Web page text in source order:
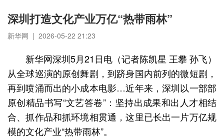
深圳打造文化产业万亿“热带雨林”
新华网 | 2026-05-22 21:23
新华网深圳5月21日电（记者陈凯星 王攀 孙飞）
从全球巡演的原创舞剧，到跻身国内前列的微短剧，
再到喷涌而出的小成本电影…近年来，深圳以一部部
原创精品书写“文艺答卷”：坚持出成果和出人才相结
合、抓作品和抓环境相贯通，这里已长出一片万亿规
模的文化产业“热带雨林”。